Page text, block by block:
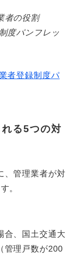
者の役割
度パンフレッ
者登録制度パ
る5つの対
、管理業者が対
す。
合、国土交通大
管理戸数が200